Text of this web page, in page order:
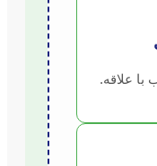
با علاقه.